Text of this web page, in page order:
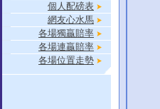
個人配磅表
網友心水馬
各場獨贏賠率
各場連贏賠率
各場位置走勢